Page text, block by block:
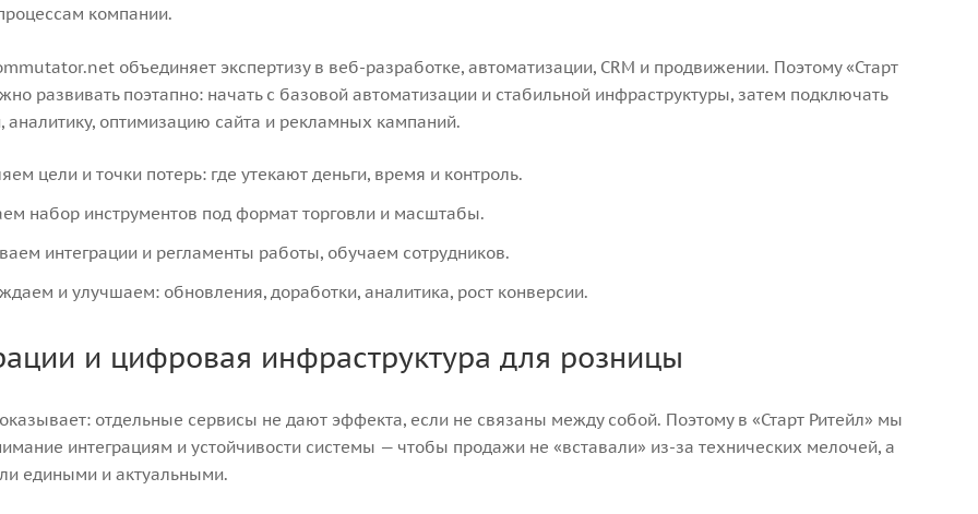
компании.
объединяет экспертизу в веб-разработке, автоматизации, CRM и продвижении. Поэтому «Старт
развивать поэтапно: начать с базовой автоматизации и стабильной инфраструктуры, затем подключать
аналитику, оптимизацию сайта и рекламных кампаний.
цели и точки потерь: где утекают деньги, время и контроль.
набор инструментов под формат торговли и масштабы.
интеграции и регламенты работы, обучаем сотрудников.
и улучшаем: обновления, доработки, аналитика, рост конверсии.
и цифровая инфраструктура для розницы
отдельные сервисы не дают эффекта, если не связаны между собой. Поэтому в «Старт Ритейл» мы
интеграциям и устойчивости системы — чтобы продажи не «вставали» из-за технических мелочей, а
едиными и актуальными.